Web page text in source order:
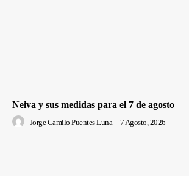
Neiva y sus medidas para el 7 de agosto
Jorge Camilo Puentes Luna - 7 Agosto, 2026